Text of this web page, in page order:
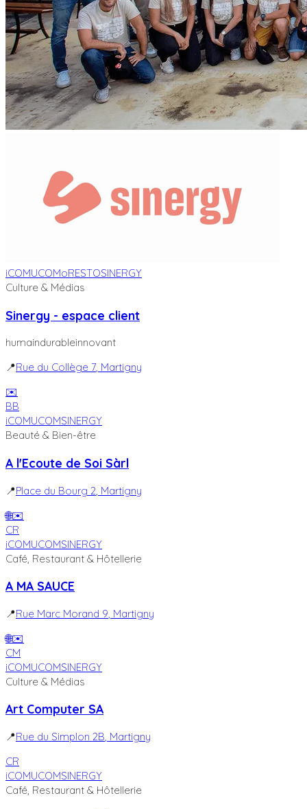
iCOMUCOMoRESTOSINERGY
Culture & Médias
Sinergy - espace client
humaindurableinnovant
📍Rue du Collège 7, Martigny
✉️
BB
iCOMUCOMSINERGY
Beauté & Bien-être
A l'Ecoute de Soi Sàrl
📍Place du Bourg 2 , Martigny
🌐✉️
CR
iCOMUCOMSINERGY
Café, Restaurant & Hôtellerie
A MA SAUCE
📍Rue Marc Morand 9 , Martigny
🌐✉️
CM
iCOMUCOMSINERGY
Culture & Médias
Art Computer SA
📍Rue du Simplon 2B , Martigny
CR
iCOMUCOMSINERGY
Café, Restaurant & Hôtellerie